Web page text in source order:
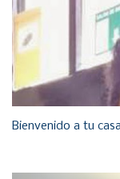
Bienvenido a tu